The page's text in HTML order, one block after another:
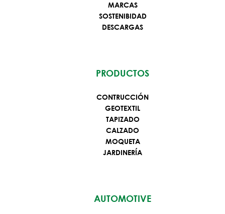
MARCAS
SOSTENIBIDAD
DESCARGAS
PRODUCTOS
CONTRUCCIÓN
GEOTEXTIL
TAPIZADO
CALZADO
MOQUETA
JARDINERÍA
AUTOMOTIVE